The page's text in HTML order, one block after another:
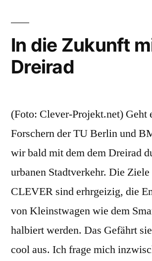
In die Zukunft
Dreirad
(Foto: Clever-Projekt.net) Geht
Forschern der TU Berlin und
wir bald mit dem dem Dreirad
urbanen Stadtverkehr. Die Ziele
CLEVER sind erhrgeizig, die
von Kleinstwagen wie dem
halbiert werden. Das Gefährt
cool aus. Ich frage mich